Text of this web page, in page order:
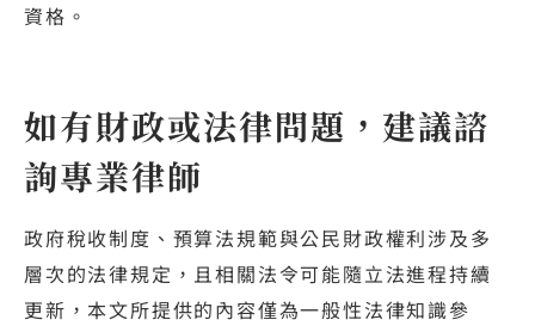
資格。
如有財政或法律問題，建議諮
詢專業律師
政府稅收制度、預算法規範與公民財政權利涉及多
層次的法律規定，且相關法令可能隨立法進程持續
更新，本文所提供的內容僅為一般性法律知識參